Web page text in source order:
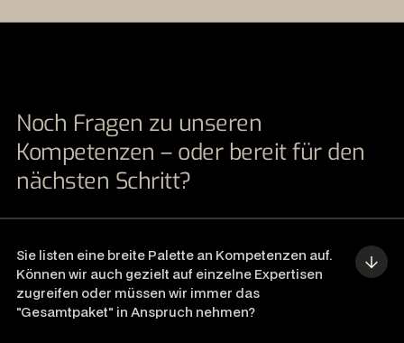
Noch Fragen zu unseren
Kompetenzen – oder bereit für den
nächsten Schritt?
Sie listen eine breite Palette an Kompetenzen auf.
Können wir auch gezielt auf einzelne Expertisen
zugreifen oder müssen wir immer das
"Gesamtpaket" in Anspruch nehmen?